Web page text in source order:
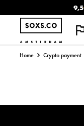
9,5
Home Crypto payment